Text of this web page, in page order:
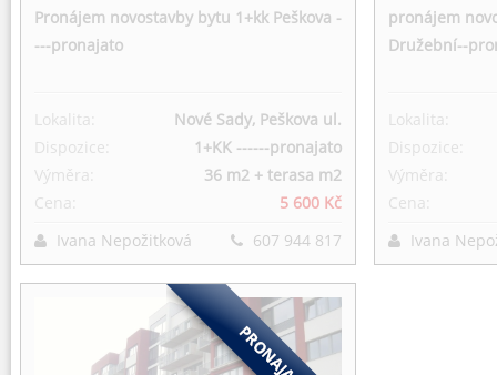
Pronájem novostavby bytu 1+kk Peškova -
---pronajato
Lokalita:
Nové Sady, Peškova ul.
Dispozice:
1+KK ------pronajato
Výměra:
36 m2 + terasa m2
Cena:
5 600 Kč
Ivana Nepožitková
607 944 817
pronájem
Družební--
Lokalita:
Dispozice:
Výměra:
Cena:
Ivana